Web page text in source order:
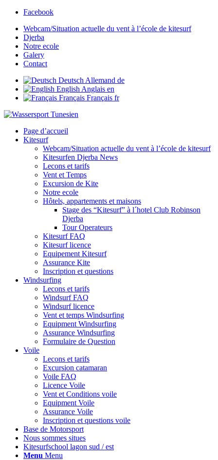
Facebook
Webcam/Situation actuelle du vent à l’école de kitesurf
Djerba
Notre ecole
Galery
Contact
Deutsch Allemand de
English Anglais en
Français Français fr
Page d’accueil
Kitesurf
Webcam/Situation actuelle du vent à l’école de kitesurf
Kitesurfen Djerba News
Lecons et tarifs
Vent et Temps
Excursion de Kite
Notre ecole
Hôtels, appartements et maisons
Stage des “Kitesurf” à l´hotel Club Robinson
Djerba
Tour Operateurs
Kitesurf FAQ
Kitesurf licence
Equipement Kitesurf
Assurance Kite
Inscription et questions
Windsurfing
Lecons et tarifs
Windsurf FAQ
Windsurf licence
Vent et temps Windsurfing
Equipment Windsurfing
Assurance Windsurfing
Formulaire de Question
Voile
Lecons et tarifs
Excursion catamaran
Voile FAQ
Licence Voile
Vent et Conditions voile
Equipment Voile
Assurance Voile
Inscription et questions voile
Base de Motorsport
Nous sommes situes
Kitesurfschool lagon sud / est
Menu Menu